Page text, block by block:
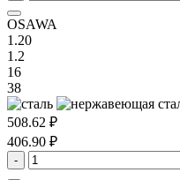
OSAWA
1.20
1.2
16
38
508.62 ₽
406.90 ₽
-